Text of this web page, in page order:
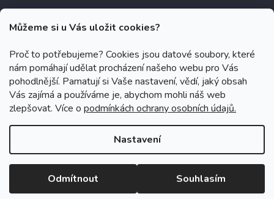
Můžeme si u Vás uložit cookies?
Proč to potřebujeme? Cookies jsou datové soubory, které
nám pomáhají udělat procházení našeho webu pro Vás
pohodlnější. Pamatují si Vaše nastavení, vědí, jaký obsah
Vás zajímá a používáme je, abychom mohli náš web
zlepšovat. Více o podmínkách ochrany osobních údajů.
Nastavení
Odmítnout Souhlasím
Copyright 2026 Zubáček.cz . Všechna práva vyhrazena.
Upravit
nastavení cookies
Grafický návrh vytvořil a na Shoptet implementoval Tomáš Hlad
Shoptetak.cz.